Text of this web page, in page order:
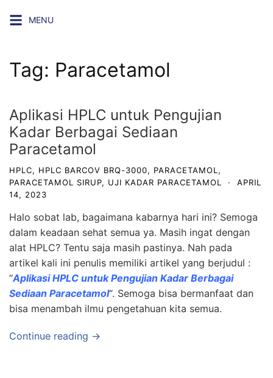
MENU
Tag: Paracetamol
Aplikasi HPLC untuk Pengujian
Kadar Berbagai Sediaan
Paracetamol
HPLC, HPLC BARCOV BRQ-3000, PARACETAMOL ,
PARACETAMOL SIRUP, UJI KADAR PARACETAMOL ·
APRIL
14, 2023
Halo sobat lab, bagaimana kabarnya hari ini? Semoga
dalam keadaan sehat semua ya. Masih ingat dengan
alat HPLC? Tentu saja masih pastinya. Nah pada
artikel kali ini penulis memiliki artikel yang berjudul :
“Aplikasi HPLC untuk Pengujian Kadar Berbagai
Sediaan Paracetamol“. Semoga bisa bermanfaat dan
bisa menambah ilmu pengetahuan kita semua.
Continue reading →